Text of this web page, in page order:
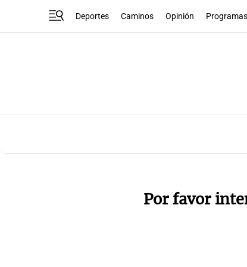
Deportes Caminos Opinión Programas
Por favor